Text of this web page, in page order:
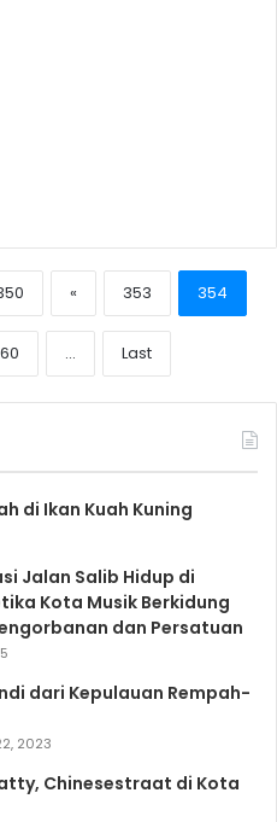
« 353 354
... Last
di Ikan Kuah Kuning
Jalan Salib Hidup di
Kota Musik Berkidung
dan Persatuan
dari Kepulauan Rempah-
2023
Chinesestraat di Kota